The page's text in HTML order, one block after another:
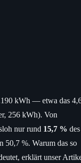
kWh — etwa das
256 kWh). Von
nur rund 15,7 % des
50,7 %. Warum das so
erklärt unser